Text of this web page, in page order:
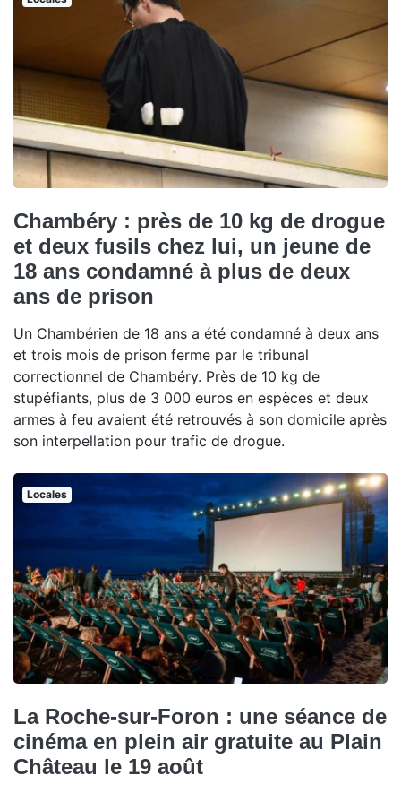
Chambéry : près de 10 kg de drogue
et deux fusils chez lui, un jeune de
18 ans condamné à plus de deux
ans de prison
Un Chambérien de 18 ans a été condamné à deux ans
et trois mois de prison ferme par le tribunal
correctionnel de Chambéry. Près de 10 kg de
stupéfiants, plus de 3 000 euros en espèces et deux
armes à feu avaient été retrouvés à son domicile après
son interpellation pour trafic de drogue.
Locales
La Roche-sur-Foron : une séance de
cinéma en plein air gratuite au Plain
Château le 19 août